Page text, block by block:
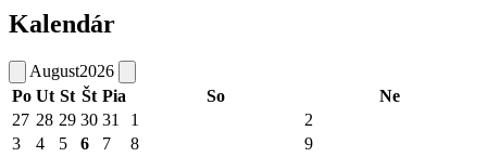
Kalendár
August2026
Po Ut St Št Pia So
Ne
27 28 29 30 31 1
2
3
4 5 6 7 8 9